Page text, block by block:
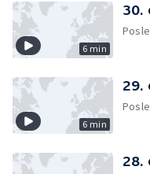
6 min
30.
6 min
29.
28.